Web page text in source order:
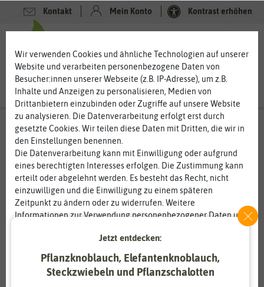
Kontakt Mein Konto Kontrast erhöhen
Wir verwenden Cookies und ähnliche Technologien auf unserer
Website und verarbeiten personenbezogene Daten von
Besucher:innen unserer Webseite (z.B. IP-Adresse), um z.B.
Inhalte und Anzeigen zu personalisieren, Medien von
Drittanbietern einzubinden oder Zugriffe auf unsere Website
zu analysieren. Die Datenverarbeitung erfolgt erst durch
gesetzte Cookies. Wir teilen diese Daten mit Dritten, die wir in
den Einstellungen benennen.
Die Datenverarbeitung kann mit Einwilligung oder aufgrund
eines berechtigten Interesses erfolgen. Die Zustimmung kann
erteilt oder abgelehnt werden. Es besteht das Recht, nicht
einzuwilligen und die Einwilligung zu einem späteren
Zeitpunkt zu ändern oder zu widerrufen. Weitere
Informationen zur Verwendung personenbezogener Daten und
Essenziell Statistik
Zahlungsdienstleister Marketing
Jetzt entdecken:
Pflanzknoblauch, Elefantenknoblauch,
Steckzwiebeln und Pflanzschalotten